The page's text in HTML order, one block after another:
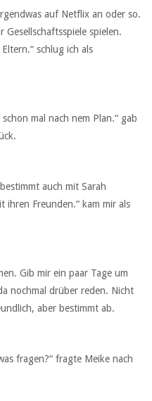
auf Netflix an oder so.
spielen.
schlug ich als
mal nach nem Plan.“ gab
auch mit Sarah
ihren Freunden.“ kam mir als
Gib mir ein paar Tage um
nochmal drüber reden. Nicht
aber bestimmt ab.
fragen?“ fragte Meike nach